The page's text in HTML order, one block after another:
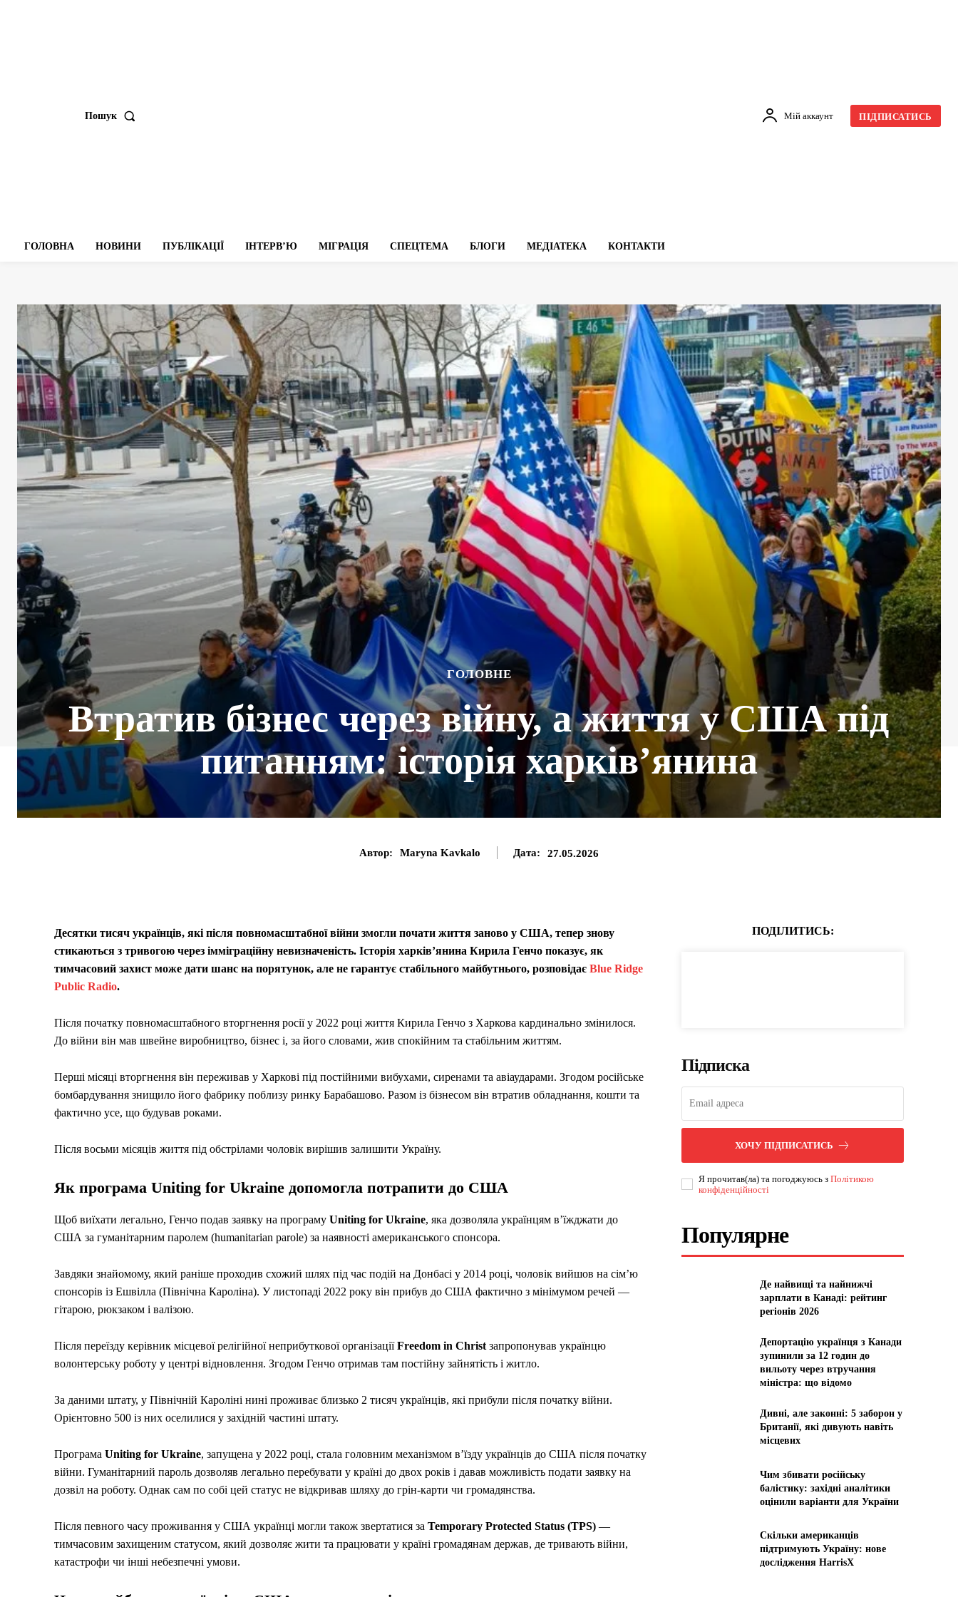
Пошук Мій аккаунт ПІДПИСАТИСЬ
ГОЛОВНА НОВИНИ ПУБЛІКАЦІЇ ІНТЕРВʼЮ МІГРАЦІЯ СПЕЦТЕМА БЛОГИ МЕДІАТЕКА КОНТАКТИ
ГОЛОВНЕ
Втратив бізнес через війну, а життя у США під
питанням: історія харків’янина
Автор: Maryna Kavkalo Дата: 27.05.2026
Десятки тисяч українців, які після повномасштабної війни змогли почати життя заново у США, тепер знову
стикаються з тривогою через імміграційну невизначеність. Історія харків’янина Кирила Генчо показує, як
тимчасовий захист може дати шанс на порятунок, але не гарантує стабільного майбутнього, розповідає Blue Ridge
Public Radio.
Після початку повномасштабного вторгнення росії у 2022 році життя Кирила Генчо з Харкова кардинально змінилося.
До війни він мав швейне виробництво, бізнес і, за його словами, жив спокійним та стабільним життям.
Перші місяці вторгнення він переживав у Харкові під постійними вибухами, сиренами та авіаударами. Згодом російське
бомбардування знищило його фабрику поблизу ринку Барабашово. Разом із бізнесом він втратив обладнання, кошти та
фактично усе, що будував роками.
Після восьми місяців життя під обстрілами чоловік вирішив залишити Україну.
Як програма Uniting for Ukraine допомогла потрапити до США
Щоб виїхати легально, Генчо подав заявку на програму Uniting for Ukraine, яка дозволяла українцям в’їжджати до
США за гуманітарним паролем (humanitarian parole) за наявності американського спонсора.
Завдяки знайомому, який раніше проходив схожий шлях під час подій на Донбасі у 2014 році, чоловік вийшов на сім’ю
спонсорів із Ешвілла (Північна Кароліна). У листопаді 2022 року він прибув до США фактично з мінімумом речей —
гітарою, рюкзаком і валізою.
Після переїзду керівник місцевої релігійної неприбуткової організаціїFreedom in Christ запропонував українцю
волонтерську роботу у центрі відновлення. Згодом Генчо отримав там постійну зайнятість і житло.
За даними штату, у Північній Кароліні нині проживає близько 2 тисяч українців, які прибули після початку війни.
Орієнтовно 500 із них оселилися у західній частині штату.
Програма Uniting for Ukraine, запущена у 2022 році, стала головним механізмом в’їзду українців до США після початку
війни. Гуманітарний пароль дозволяв легально перебувати у країні до двох років і давав можливість подати заявку на
дозвіл на роботу. Однак сам по собі цей статус не відкривав шляху до грін-карти чи громадянства.
Після певного часу проживання у США українці могли також звертатися за Temporary Protected Status (TPS) —
тимчасовим захищеним статусом, який дозволяє жити та працювати у країні громадянам держав, де тривають війни,
катастрофи чи інші небезпечні умови.
ПОДІЛИТИСЬ:
Підписка
ХОЧУ ПІДПИСАТИСЬ
Я прочитав(ла) та погоджуюсь зПолітикою
конфіденційності
Популярне
Де найвищі та найнижчі
зарплати в Канаді: рейтинг
регіонів 2026
Депортацію українця з Канади
зупинили за 12 годин до
вильоту через втручання
міністра: що відомо
Дивні, але законні: 5 заборон у
Британії, які дивують навіть
місцевих
Чим збивати російську
балістику: західні аналітики
оцінили варіанти для України
Скільки американців
підтримують Україну: нове
дослідження HarrisX